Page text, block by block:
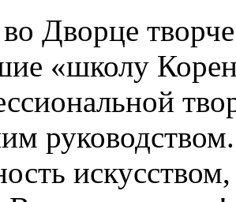
Дворце
«школу